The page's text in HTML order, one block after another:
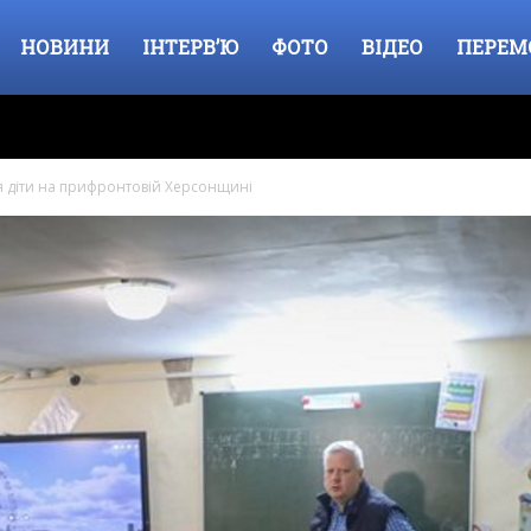
НОВИНИ ІНТЕРВ’Ю ФОТО ВІДЕО
діти на прифронтовій Херсонщині